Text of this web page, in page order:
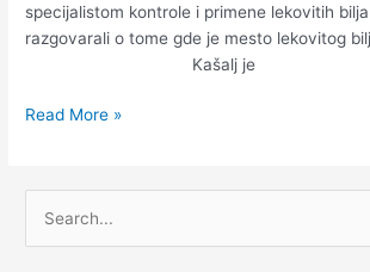
specijalistom kontrole i primene lekovitih
razgovarali o tome gde je mesto lekovitog
Kašalj je
Read More »